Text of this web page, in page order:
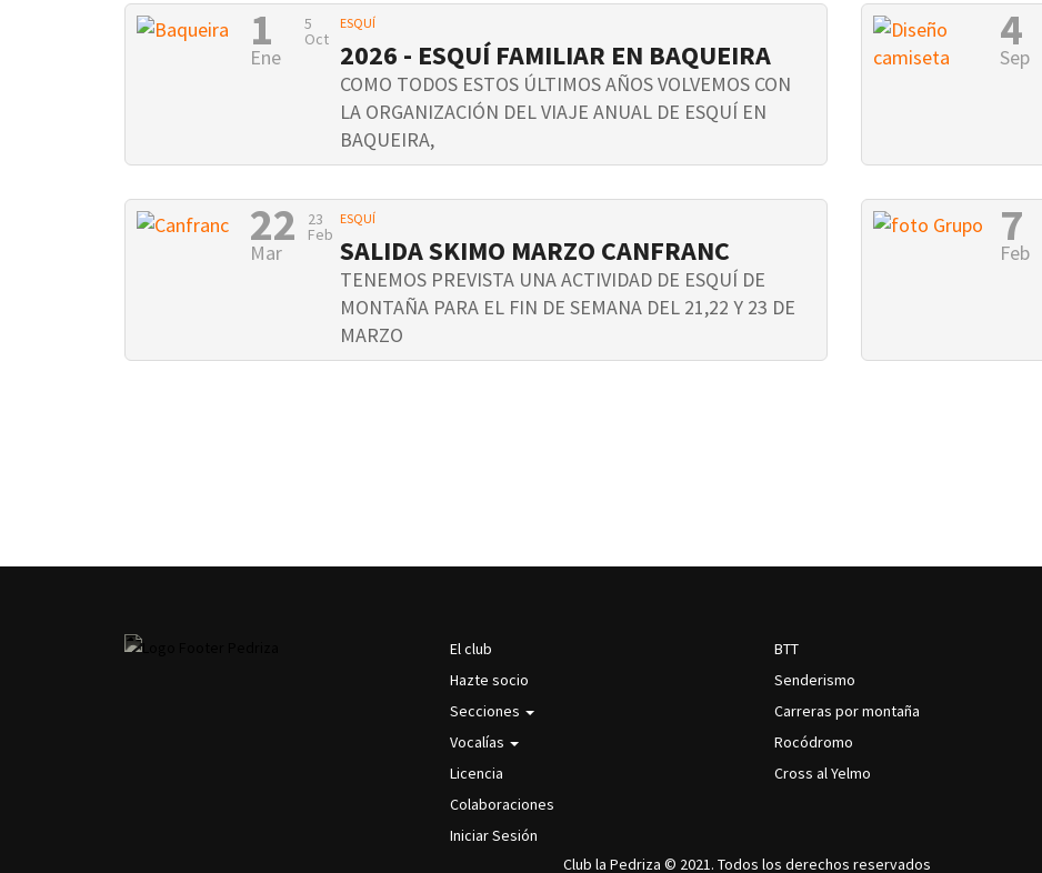
1
Ene
5
Oct
ESQUÍ
2026 - ESQUÍ FAMILIAR EN BAQUEIRA
COMO TODOS ESTOS ÚLTIMOS AÑOS VOLVEMOS CON
LA ORGANIZACIÓN DEL VIAJE ANUAL DE ESQUÍ EN
BAQUEIRA,
4
Sep
22
Mar
23
Feb
ESQUÍ
SALIDA SKIMO MARZO CANFRANC
TENEMOS PREVISTA UNA ACTIVIDAD DE ESQUÍ DE
MONTAÑA PARA EL FIN DE SEMANA DEL 21,22 Y 23 DE
MARZO
7
Feb
MAIN
NAVIGATION
El club
Hazte socio
Secciones
Vocalías
Licencia
Colaboraciones
Iniciar Sesión
SECCIONES
BTT
Senderismo
Carreras por montaña
Rocódromo
Cross al Yelmo
Club la Pedriza © 2021. Todos los derechos reservados